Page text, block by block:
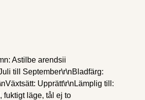
Astilbe arendsii
till September\r\nBladfärg:
Upprätt\r\nLämplig till:
fuktigt läge, tål ej to